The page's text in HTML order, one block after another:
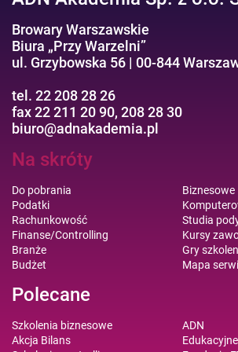
Browary Warszawskie
Biura „Przy Warzelni”
ul. Grzybowska 56 | 00-844
tel. 22 208 28 26
fax 22 211 20 90, 208 28 30
biuro@adnakademia.pl
Na skróty
Do pobrania
Podatki
Rachunkowość
Finanse/Controlling
Branże
Budżet
Biznesowe
Studia
Kursy
Gry
Mapa
Polecane
Szkolenia biznesowe
Akcja Bilans
ADN